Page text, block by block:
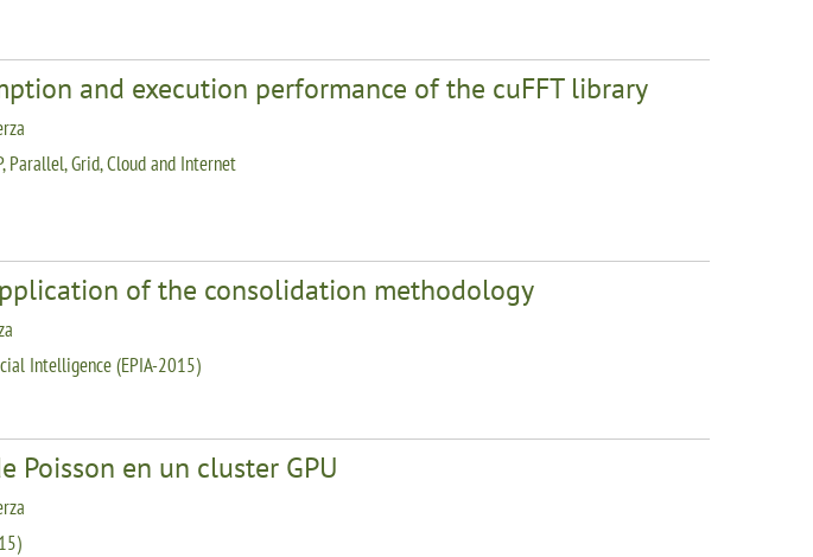
and execution performance of the cuFFT library
Grid, Cloud and Internet
of the consolidation methodology
Intelligence (EPIA-2015)
Poisson en un cluster GPU